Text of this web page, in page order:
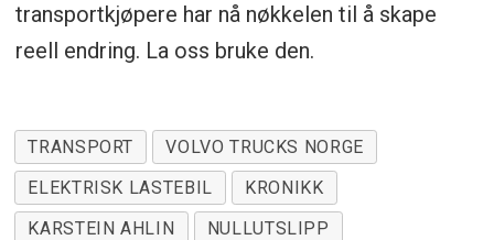
transportkjøpere har nå nøkkelen til å skape
reell endring. La oss bruke den.
TRANSPORT
VOLVO TRUCKS NORGE
ELEKTRISK LASTEBIL
KRONIKK
KARSTEIN AHLIN
NULLUTSLIPP